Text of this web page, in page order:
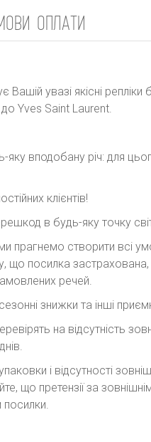
ОПЛАТИ
увазі якісні репліки
до Yves Saint Laurent.
яку вподобану річ: для
клієнтів!
в будь-яку точку
прагнемо створити всі
що посилка
речей.
знижки та інші
на відсутність
і відсутності
що претензії за
посилки.